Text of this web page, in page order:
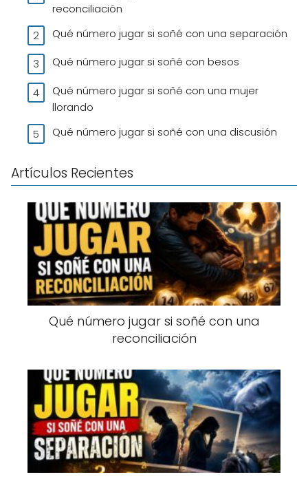
reconciliación
Qué número jugar si soñé con una separación
Qué número jugar si soñé con besos
Qué número jugar si soñé con una mujer
llorando
Qué número jugar si soñé con una discusión
Artículos Recientes
Qué número jugar si soñé con una
reconciliación